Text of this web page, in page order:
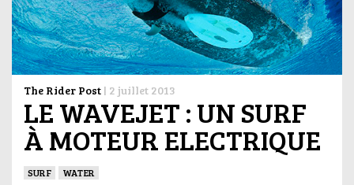
The Rider Post | 2 juillet 2013
LE WAVEJET : UN SURF
À MOTEUR ELECTRIQUE
SURF WATER